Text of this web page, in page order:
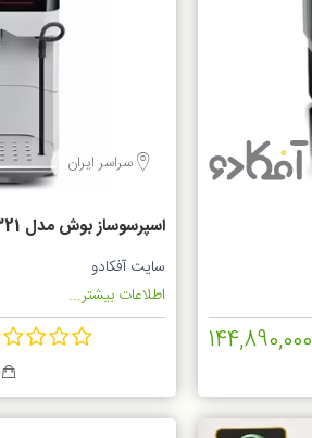
144,890,000
سراسر ایران
اسپرسوساز بوش مدل TIS60321
سایت آفکادو
اطلاعات بیشتر...